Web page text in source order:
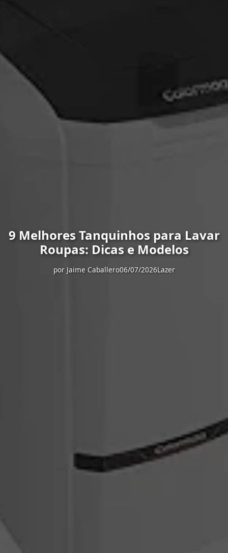
9 Melhores Tanquinhos para Lavar
Roupas: Dicas e Modelos
por Jaime Caballero06/07/2026Lazer